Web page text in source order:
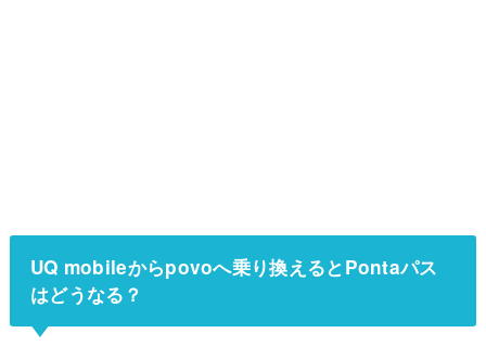
UQ mobileからpovoへ乗り換えるとPontaパス
はどうなる？